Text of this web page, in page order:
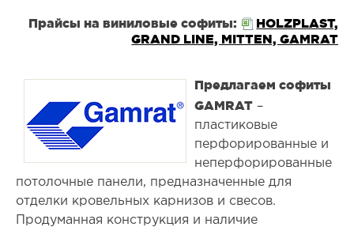
Прайсы на виниловые софиты:
HOLZPLAST,
GRAND LINE, MITTEN, GAMRAT
Предлагаем софиты
GAMRAT–
пластиковые
перфорированные и
неперфорированные
потолочные панели, предназначенные для
отделки кровельных карнизов и свесов.
Продуманная конструкция и наличие